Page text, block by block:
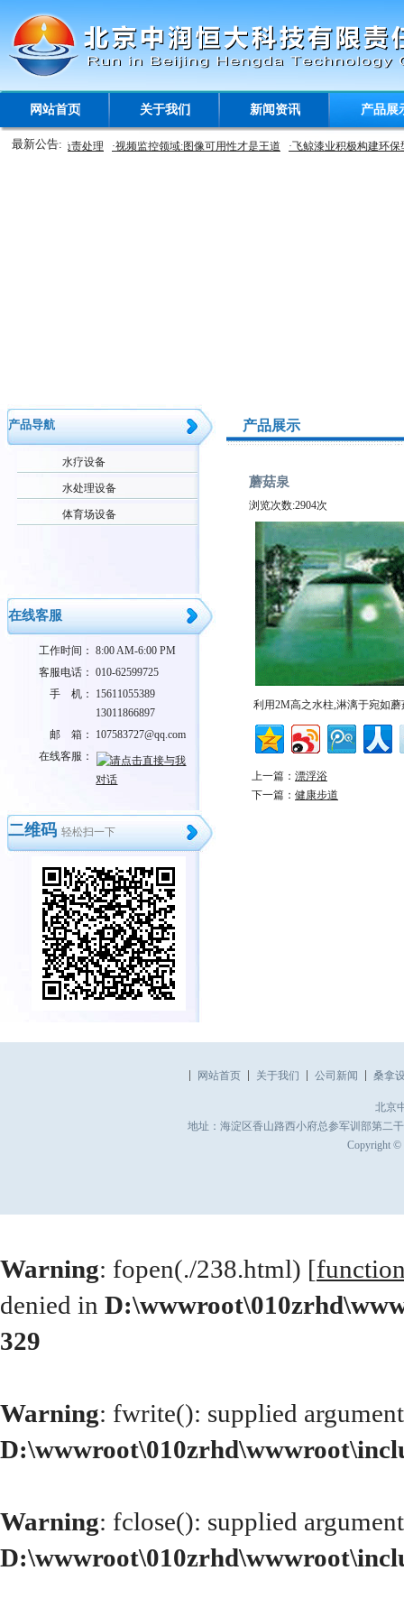
网站首页 关于我们 新闻资讯 产品展
最新公告:
卫部门不负责处理 ·视频监控领域:图像可用性才是王道 ·飞鲸漆业积极构建环保型
产品导航
水疗设备
水处理设备
体育场设备
在线客服
工作时间：
8:00 AM-6:00 PM
客服电话：
010-62599725
手 机：
15611055389
13011866897
邮 箱：
107583727@qq.com
在线客服：
二维码 轻松扫一下
产品展示
蘑菇泉
浏览次数:2904次
利用2M高之水柱,淋漓于宛如
上一篇： 漂浮浴
下一篇： 健康步道
网站首页 关于我们 公司新闻 桑拿
北京
地址：海淀区香山路西小府总参军训部第二干
Copyright
Warning: fopen(./238.html) [
denied in
329
Warning: fwrite(): supplied
Warning: fclose(): supplied